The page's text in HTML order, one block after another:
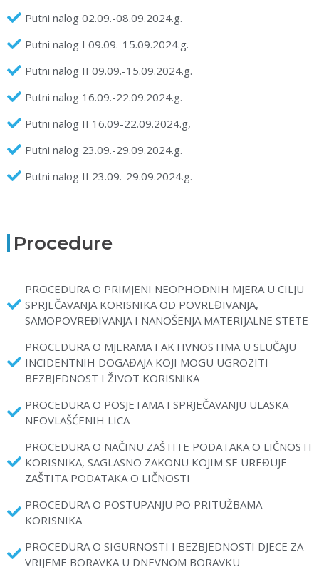
Putni nalog 02.09.-08.09.2024.g.
Putni nalog I 09.09.-15.09.2024.g.
Putni nalog II 09.09.-15.09.2024.g.
Putni nalog 16.09.-22.09.2024.g.
Putni nalog II 16.09-22.09.2024.g,
Putni nalog 23.09.-29.09.2024.g.
Putni nalog II 23.09.-29.09.2024.g.
Procedure
PROCEDURA O PRIMJENI NEOPHODNIH MJERA U CILJU
SPRJEČAVANJA KORISNIKA OD POVREĐIVANJA,
SAMOPOVREĐIVANJA I NANOŠENJA MATERIJALNE STETE
PROCEDURA O MJERAMA I AKTIVNOSTIMA U SLUČAJU
INCIDENTNIH DOGAĐAJA KOJI MOGU UGROZITI
BEZBJEDNOST I ŽIVOT KORISNIKA
PROCEDURA O POSJETAMA I SPRJEČAVANJU ULASKA
NEOVLAŠĆENIH LICA
PROCEDURA O NAČINU ZAŠTITE PODATAKA O LIČNOSTI
KORISNIKA, SAGLASNO ZAKONU KOJIM SE UREĐUJE
ZAŠTITA PODATAKA O LIČNOSTI
PROCEDURA O POSTUPANJU PO PRITUŽBAMA
KORISNIKA
PROCEDURA O SIGURNOSTI I BEZBJEDNOSTI DJECE ZA
VRIJEME BORAVKA U DNEVNOM BORAVKU